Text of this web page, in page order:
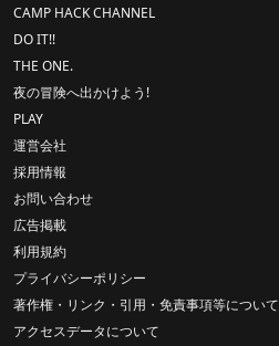
CAMP HACK CHANNEL
DO IT!!
THE ONE.
夜の冒険へ出かけよう!
PLAY
運営会社
採用情報
お問い合わせ
広告掲載
利用規約
プライバシーポリシー
著作権・リンク・引用・免責事項等について
アクセスデータについて